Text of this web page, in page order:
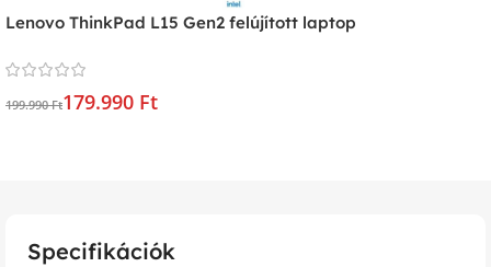
Lenovo ThinkPad L15 Gen2 felújított laptop
199.990 Ft179.990 Ft
Specifikációk